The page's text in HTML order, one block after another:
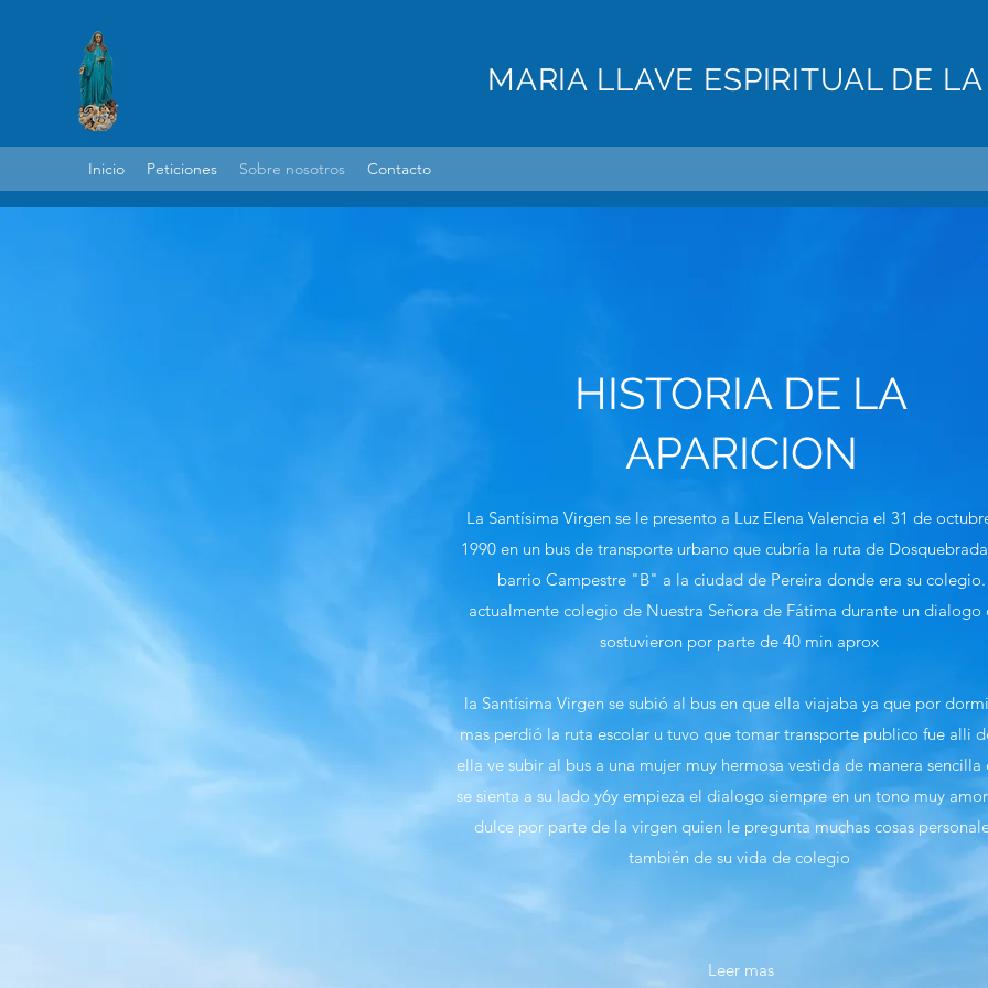
MARIA LLAVE ESPIRITUAL DE
Inicio Peticiones Sobre nosotros Contacto
HISTORIA DE LA
APARICION
La Santísima Virgen se le presento a Luz Elena Valencia el 31 de
1990 en un bus de transporte urbano que cubría la ruta de
barrio Campestre "B" a la ciudad de Pereira donde era su colegio.
actualmente colegio de Nuestra Señora de Fátima durante un dialogo
sostuvieron por parte de 40 min aprox
la Santísima Virgen se subió al bus en que ella viajaba ya que por
mas perdió la ruta escolar u tuvo que tomar transporte publico fue alli
ella ve subir al bus a una mujer muy hermosa vestida de manera sencilla
se sienta a su lado y6y empieza el dialogo siempre en un tono muy
dulce por parte de la virgen quien le pregunta muchas cosas
también de su vida de colegio
Leer mas